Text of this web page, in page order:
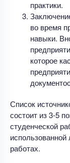
практики.
во время
навыки.
которое
Список
состоит из 3-5
студенческой
работах.